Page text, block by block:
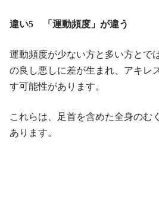
違い5 「運動頻度」が違う
運動頻度が少ない方と多い方とで
の良し悪しに差が生まれ、アキレ
す可能性があります。
これらは、足首を含めた全身のむ
あります。